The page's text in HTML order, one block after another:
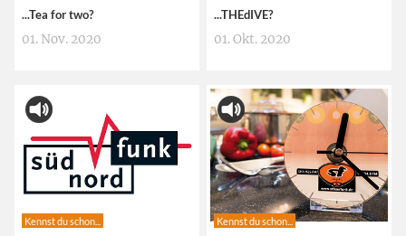
...Tea for two?
01. Nov. 2020
...THEdIVE?
01. Okt. 2020
Kennst du schon... Kennst du schon...